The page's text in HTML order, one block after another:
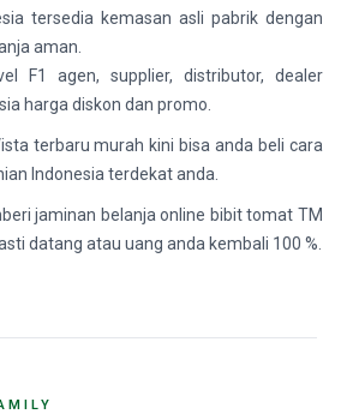
tersedia kemasan asli pabrik dengan
aman.
F1 agen, supplier, distributor, dealer
harga diskon dan promo.
terbaru murah kini bisa anda beli cara
Indonesia terdekat anda.
jaminan belanja online bibit tomat TM
datang atau uang anda kembali 100 %.